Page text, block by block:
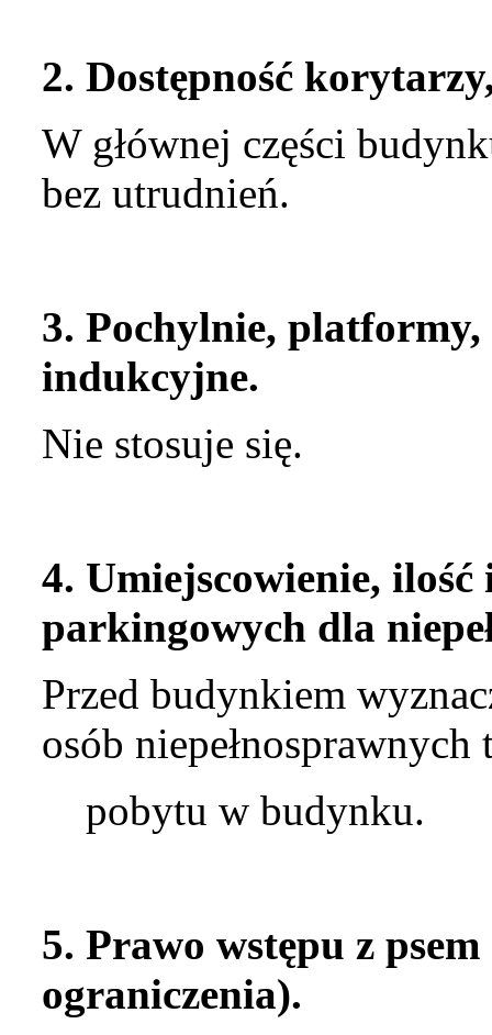
2. Dostępność
W głównej części
bez utrudnień.
3. Pochylnie, platformy,
indukcyjne.
Nie stosuje się.
4. Umiejscowienie,
parkingowych dla
Przed budynkiem
osób niepełnosprawnych
pobytu w budynku.
5. Prawo wstępu z
ograniczenia).